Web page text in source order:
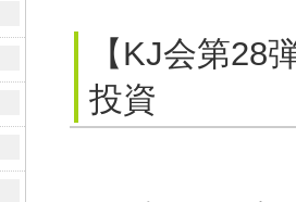
【KJ会第28
投資